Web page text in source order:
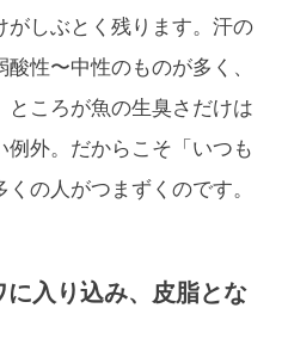
がしぶとく残ります。汗の
性〜中性のものが多く、
ころが魚の生臭さだけは
外。だからこそ「いつも
の人がつまずくのです。
入り込み、皮脂とな